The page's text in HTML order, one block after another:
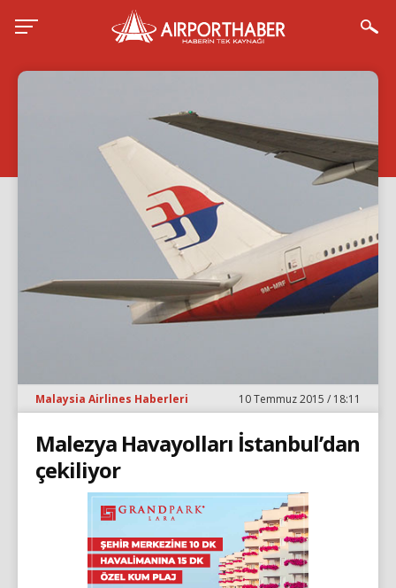
Malaysia Airlines Haberleri 10 Temmuz 2015 / 18:11
Malezya Havayolları İstanbul’dan
çekiliyor